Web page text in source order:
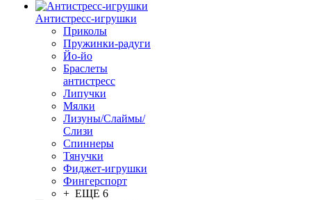
Антистресс-игрушки
Приколы
Пружинки-радуги
Йо-йо
Браслеты
антистресс
Липучки
Мялки
Лизуны/Слаймы/
Слизи
Спиннеры
Тянучки
Фиджет-игрушки
Фингерспорт
+ ЕЩЕ 6